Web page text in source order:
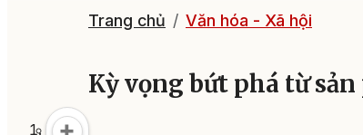
Trang chủ Văn hóa - Xã hội
Kỳ vọng bứt phá từ